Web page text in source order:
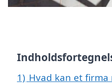
1) Hvad kan et firma